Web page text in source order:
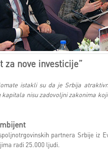
za nove investicije”
istakli su da je Srbija
nisu zadovoljni zakonima
partnera Srbije iz
radi 25.000 ljudi.